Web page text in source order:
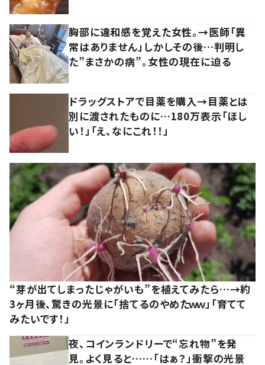
胸部に違和感を覚えた女性。→医師「異
常はありません」しかしその後…判明し
た”まさかの病”。女性の現在に迫る
ドラッグストアで目薬を購入→目薬とは
別に渡されたものに…180万表示「ほし
い！」「え、なにこれ！！」
“芽が出てしまったじゃがいも”を植えてみたら…→約
3ヶ月後、驚きの光景に「捨てるのやめたｗｗ」「育てて
みたいです！」
夜、コインランドリーで“忘れ物”を発
見。よく見ると……「はぁ？」衝撃の光景